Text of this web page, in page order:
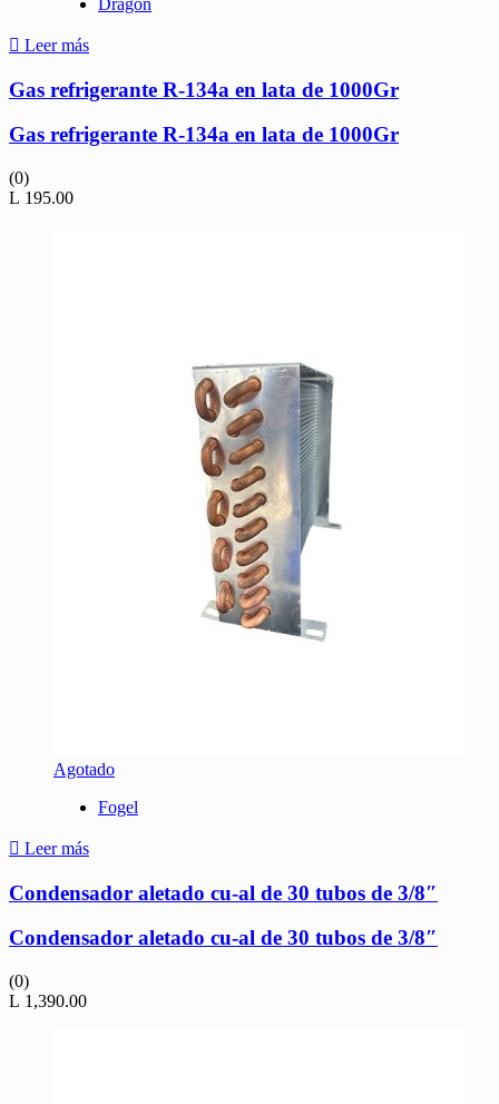
Leer más
Gas refrigerante R-134a en lata de 1000Gr
Gas refrigerante R-134a en lata de 1000Gr
(0)
L 195.00
Agotado
Fogel
Leer más
Condensador aletado cu-al de 30 tubos de 3/8″
Condensador aletado cu-al de 30 tubos de 3/8″
(0)
L 1,390.00